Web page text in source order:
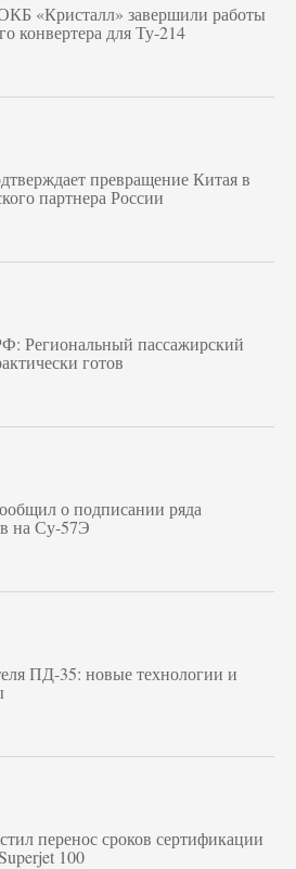
«Кристалл» завершили работы
конвертера для Ту-214
превращение Китая в
партнера России
Региональный пассажирский
готов
о подписании ряда
на Су-57Э
ПД-35: новые технологии и
перенос сроков сертификации
100